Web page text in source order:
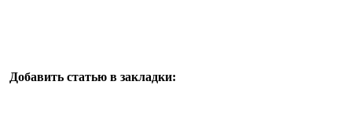
Добавить статью в закладки: